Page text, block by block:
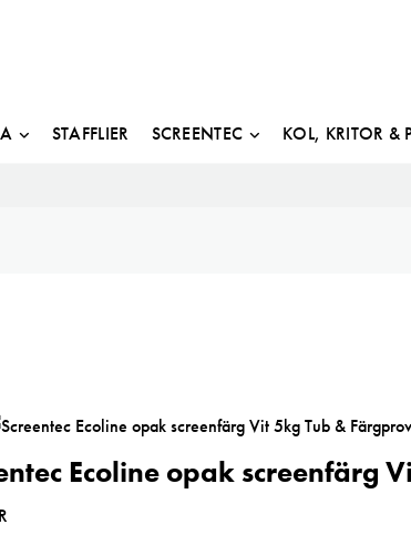
STAFFLIER SCREENTEC KOL, KRITOR &
Ecoline opak screenfärg